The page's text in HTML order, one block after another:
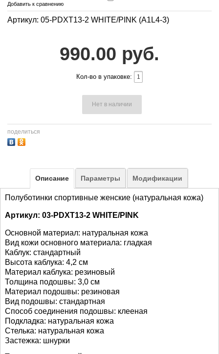
Добавить к сравнению
Артикул: 05-PDXT13-2 WHITE/PINK (A1L4-3)
990.00 руб.
Кол-во в упаковке:
Нет в наличии
поделиться
Описание Параметры Модификации
Полуботинки спортивные женские (натуральная кожа)
Артикул: 03-PDXT13-2 WHITE/PINK
Основной материал: натуральная кожа
Вид кожи основного материала: гладкая
Каблук: стандартный
Высота каблука: 4,2 см
Материал каблука: резиновый
Толщина подошвы: 3,0 см
Материал подошвы: резиновая
Вид подошвы: стандартная
Способ соединения подошвы: клееная
Подкладка: натуральная кожа
Стелька: натуральная кожа
Застежка: шнурки